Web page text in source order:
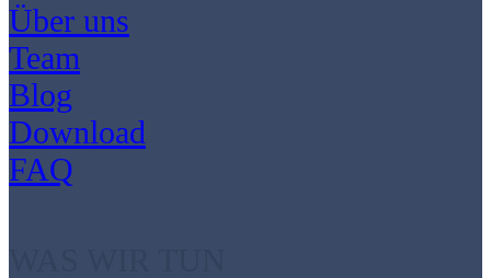
Über uns
Team
Blog
Download
FAQ